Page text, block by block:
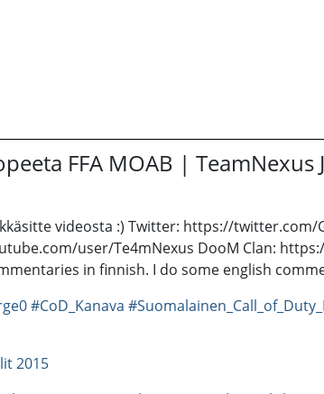
FFA MOAB | TeamNexus
videosta :) Twitter: https://twitter.com/
user/Te4mNexus DooM Clan:
in finnish. I do some english
#CoD_Kanava
2015